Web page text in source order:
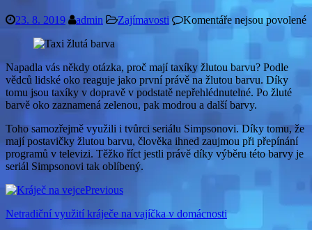
23. 8. 2019 admin Zajímavosti Komentáře nejsou povolenéu
Napadla vás někdy otázka, proč mají taxíky žlutou barvu? Podle
vědců lidské oko reaguje jako první právě na žlutou barvu. Díky
tomu jsou taxíky v dopravě v podstatě nepřehlédnutelné. Po žluté
barvě oko zaznamená zelenou, pak modrou a další barvy.
Toho samozřejmě využili i tvůrci seriálu Simpsonovi. Díky tomu, že
mají postavičky žlutou barvu, člověka ihned zaujmou při přepínání
programů v televizi. Těžko říct jestli právě díky výběru této barvy je
seriál Simpsonovi tak oblíbený.
Previous
Netradiční využití kráječe na vajíčka v domácnosti